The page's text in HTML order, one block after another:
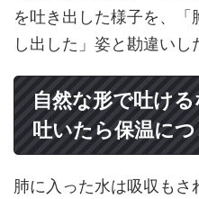
を吐き出した様子を、
し出した」姿と勘違いし
自然な形で吐け
吐いたら保温に
肺に入った水は吸収も